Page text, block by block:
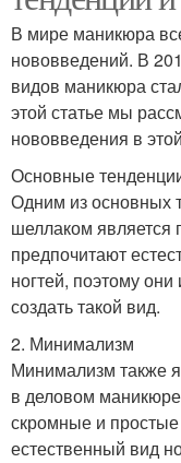
В мире маникюра
нововведений. В
видов маникюра
этой статье мы
нововведения в
Основные
Одним из основных
шеллаком является
предпочитают
ногтей, поэтому
создать такой вид.
2. Минимализм
Минимализм также
в деловом
скромные и
естественный вид